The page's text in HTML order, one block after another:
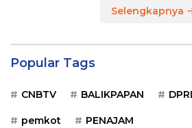
Selengkapnya
Popular Tags
CNBTV BALIKPAPAN
pemkot PENAJAM